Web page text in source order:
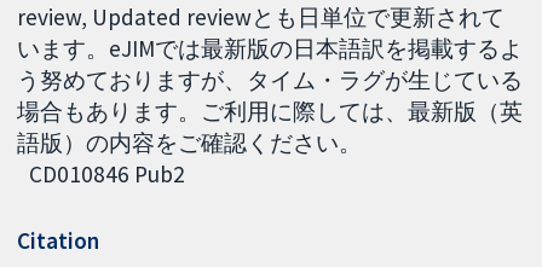
review, Updated reviewとも日単位で更新されて
います。eJIMでは最新版の日本語訳を掲載するよ
う努めておりますが、タイム・ラグが生じている
場合もあります。ご利用に際しては、最新版（英
語版）の内容をご確認ください。
CD010846 Pub2
Citation